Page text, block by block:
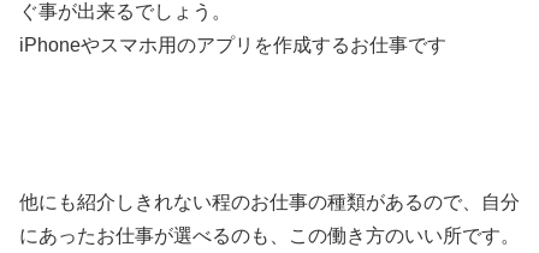
ぐ事が出来るでしょう。
iPhoneやスマホ用のアプリを作成するお仕事です
他にも紹介しきれない程のお仕事の種類があるので、自分
にあったお仕事が選べるのも、この働き方のいい所です。